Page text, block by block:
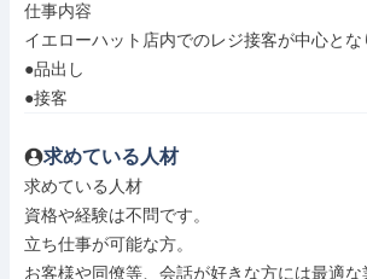
仕事内容
イエローハット店内でのレジ接客が中心とな
●品出し
●接客
求めている人材
求めている人材
資格や経験は不問です。
立ち仕事が可能な方。
お客様や同僚等、会話が好きな方には最適な